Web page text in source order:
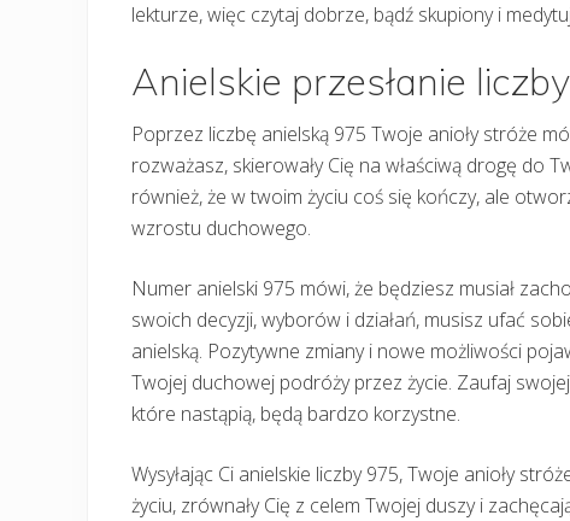
lekturze, więc czytaj dobrze, bądź skupiony i
Anielskie przesłanie
Poprzez liczbę anielską 975 Twoje anioły stróże
rozważasz, skierowały Cię na właściwą drogę do
również, że w twoim życiu coś się kończy, ale
wzrostu duchowego.
Numer anielski 975 mówi, że będziesz musiał
swoich decyzji, wyborów i działań, musisz ufać
anielską. Pozytywne zmiany i nowe możliwości
Twojej duchowej podróży przez życie. Zaufaj
które nastąpią, będą bardzo korzystne.
Wysyłając Ci anielskie liczby 975, Twoje anioły
życiu, zrównały Cię z celem Twojej duszy i